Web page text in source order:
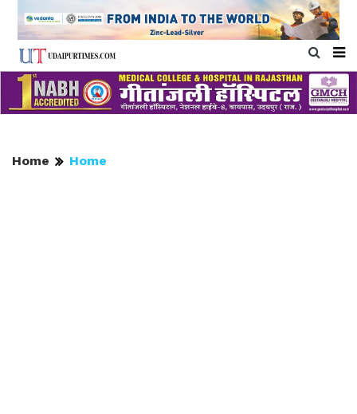
Home Home